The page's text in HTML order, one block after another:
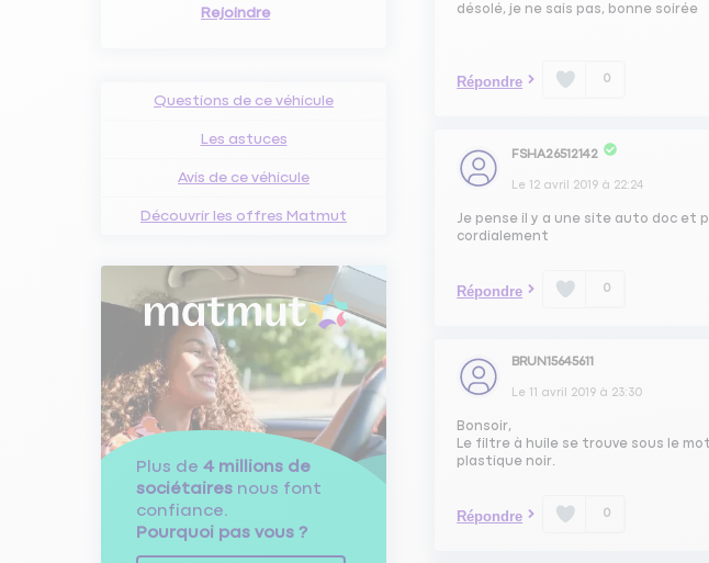
Rejoindre
Questions de ce véhicule
Les astuces
Avis de ce véhicule
Découvrir les offres Matmut
Plus de 4 millions de
sociétaires nous font
confiance.
Pourquoi pas vous ?
désolé, je ne sais pas, bonne soirée
Répondre 0
FSHA26512142
Le 12 avril 2019 à 22:24
Je pense il y a une site auto doc et
cordialement
Répondre 0
BRUN15645611
Le 11 avril 2019 à 23:30
Bonsoir,
Le filtre à huile se trouve sous le
plastique noir.
Répondre 0